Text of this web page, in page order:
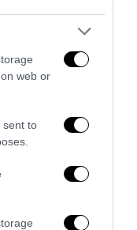
web or
sent to